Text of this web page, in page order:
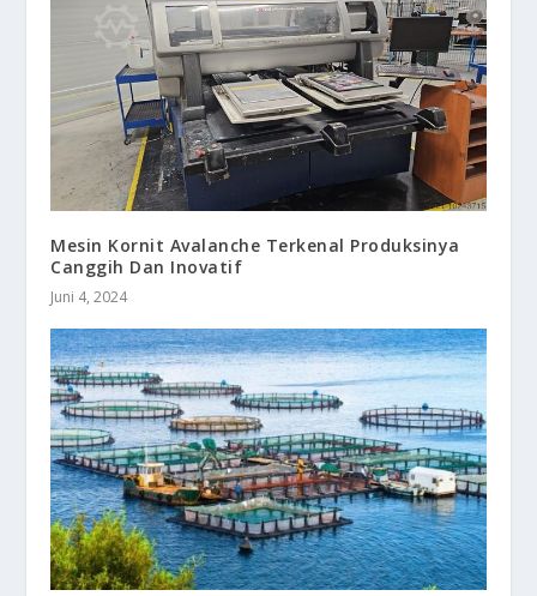
Mesin Kornit Avalanche Terkenal Produksinya
Canggih Dan Inovatif
Juni 4, 2024